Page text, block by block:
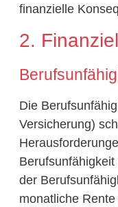
finanzielle
2.
Die
Versicherung)
der
monatliche